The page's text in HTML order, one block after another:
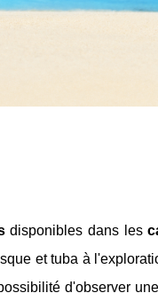
disponibles dans les
et tuba à
d'observer